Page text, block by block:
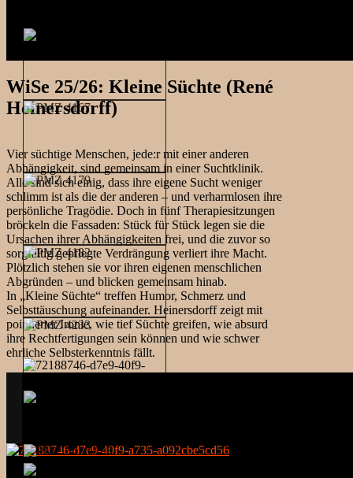
WiSe 25/26: Kleine Süchte (René
Heinersdorff)
Vier süchtige Menschen, jede:r mit einer anderen
Abhängigkeit, sind gemeinsam in einer Suchtklinik.
Alle sind sich einig, dass ihre eigene Sucht weniger
schlimm ist als die der anderen – und verharmlosen ihre
persönliche Tragödie. Doch in fünf Therapiesitzungen
bröckeln die Fassaden: Stück für Stück legen sie die
Ursachen ihrer Abhängigkeiten frei, und die zuvor so
sorgfältig gepflegte Verdrängung verliert ihre Macht.
Plötzlich stehen sie vor ihren eigenen menschlichen
Abgründen – und blicken gemeinsam hinab.
In „Kleine Süchte“ treffen Humor, Schmerz und
Selbsttäuschung aufeinander. Heinersdorff zeigt mit
pointierter Ironie, wie tief Süchte greifen, wie absurd
ihre Rechtfertigungen sein können und wie schwer
ehrliche Selbsterkenntnis fällt.